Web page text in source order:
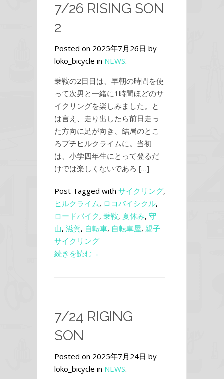
7/26 RISING SON
2
Posted on 2025年7月26日 by
loko_bicycle in NEWS.
乗鞍の2日目は、早朝の時間を使
って次男と一緒に1時間ほどのサ
イクリングを楽しみました。と
は言え、走り出したら前日走っ
た方向に足が向き、結局のとこ
ろプチヒルクライムに。当初
は、小学四年生にとって登るだ
けでは楽しくないであろ […]
Post Tagged with サイクリング,
ヒルクライム, ロコバイシクル,
ロードバイク, 乗鞍, 夏休み, 守
山, 滋賀, 自転車, 自転車屋, 親子
サイクリング
続きを読む→
7/24 RIGING
SON
Posted on 2025年7月24日 by
loko_bicycle in NEWS.